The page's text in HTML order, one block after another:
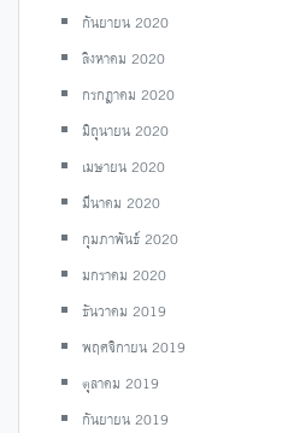
กันยายน 2020
สิงหาคม 2020
กรกฎาคม 2020
มิถุนายน 2020
เมษายน 2020
มีนาคม 2020
กุมภาพันธ์ 2020
มกราคม 2020
ธันวาคม 2019
พฤศจิกายน 2019
ตุลาคม 2019
กันยายน 2019